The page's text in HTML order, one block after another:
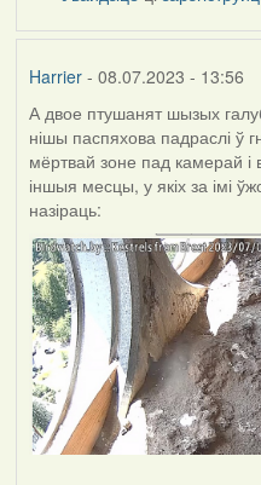
Harrier- 08.07.2023 - 13:56
А двое птушанят шызых
нішы паспяхова падраслі ў
мёртвай зоне пад камерай і
іншыя месцы, у якіх за імі
назіраць: